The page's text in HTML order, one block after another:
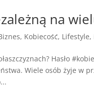
na
, Kobiecość, Lifestyle,
Hasło
Wiele osób żyje w